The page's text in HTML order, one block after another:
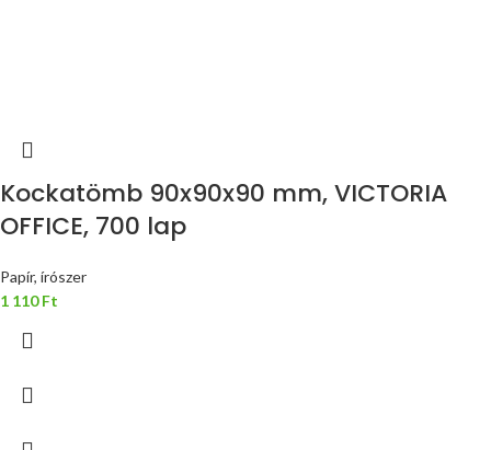
Kockatömb 90x90x90 mm, VICTORIA
OFFICE, 700 lap
Papír, írószer
1 110Ft